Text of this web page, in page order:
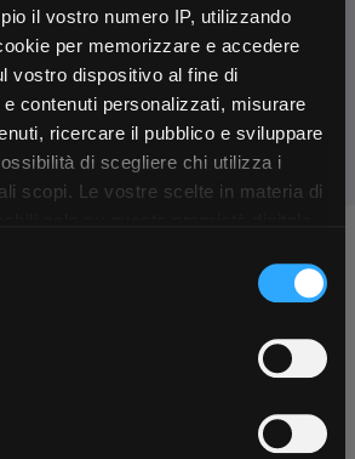
il vostro numero IP, utilizzando
per memorizzare e accedere
vostro dispositivo al fine di
contenuti personalizzati, misurare
ricercare il pubblico e sviluppare
di scegliere chi utilizza i
scopi. Le vostre scelte in materia di
il proprio consenso in qualsiasi
sui cookie o facendo clic
sulla tua posizione
×
Italia
tu sia!
care dedicato